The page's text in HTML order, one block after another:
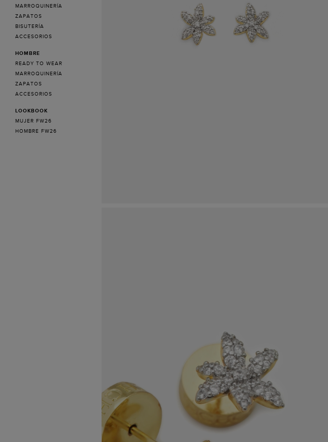
MARROQUINERÍA
ZAPATOS
BISUTERÍA
ACCESORIOS
HOMBRE
READY TO WEAR
MARROQUINERÍA
ZAPATOS
ACCESORIOS
LOOKBOOK
MUJER FW26
HOMBRE FW26